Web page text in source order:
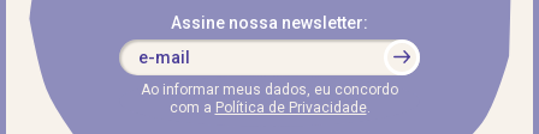
Assine nossa newsletter:
Ao informar meus dados, eu concordo
com a Política de Privacidade.